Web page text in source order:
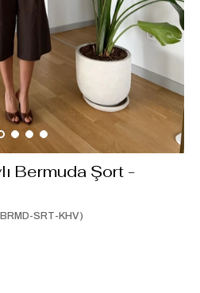
Bermuda Şort -
SRT-KHV)